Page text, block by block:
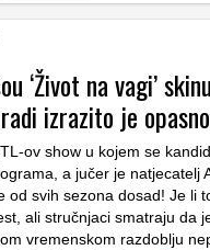
‘Život na vagi’
izrazito je
ov show u kojem se
a jučer je natjecatelj
od svih sezona dosad! Je li
ali stručnjaci smatraju da
vremenskom razdoblju